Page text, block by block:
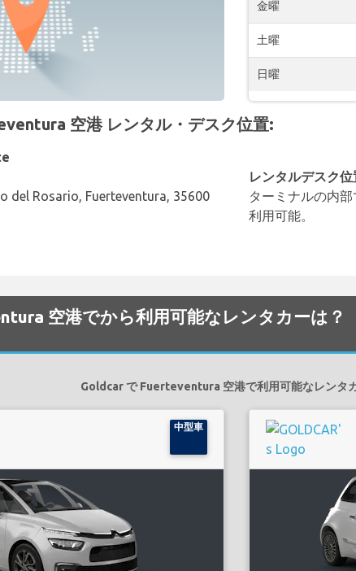
金曜
土曜
日曜
空港 レンタル・デスク位置:
del Rosario, Fuerteventura, 35600
レンタルデスク
ターミナルの内
利用可能。
空港でから利用可能なレンタカーは？
Goldcar で Fuerteventura 空港で利用可能なレンタ
中型車